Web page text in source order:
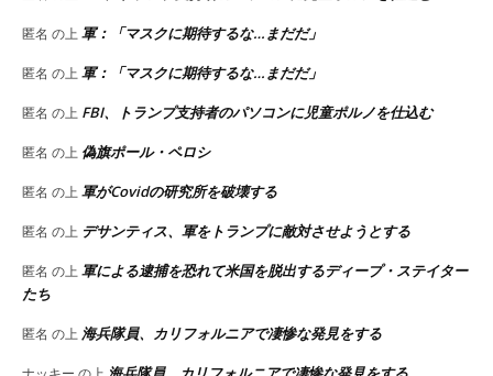
匿名 の上軍：「マスクに期待するな…まだだ」
匿名 の上軍：「マスクに期待するな…まだだ」
匿名 の上 FBI、トランプ支持者のパソコンに児童ポルノを仕込む
匿名 の上 偽旗ポール・ペロシ
匿名 の上軍がCovidの研究所を破壊する
匿名 の上 デサンティス、軍をトランプに敵対させようとする
匿名 の上軍による逮捕を恐れて米国を脱出するディープ・ステイター
たち
匿名 の上 海兵隊員、カリフォルニアで凄惨な発見をする